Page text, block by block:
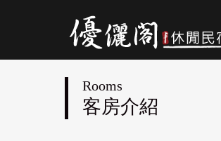
Rooms
客房介紹